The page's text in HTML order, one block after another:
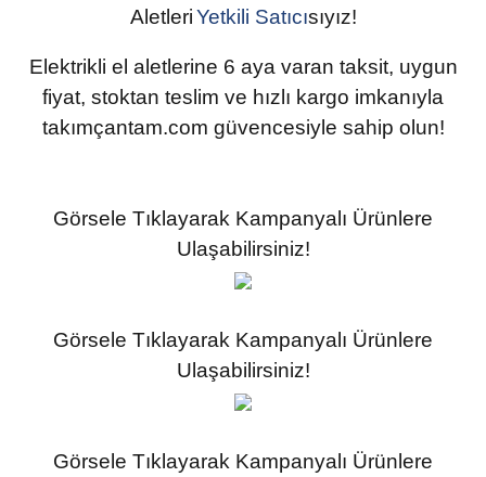
AletleriYetkili Satıcısıyız!
Elektrikli el aletlerine 6 aya varan taksit, uygun
fiyat, stoktan teslim ve hızlı kargo imkanıyla
takımçantam.com güvencesiyle sahip olun!
Görsele Tıklayarak Kampanyalı Ürünlere
Ulaşabilirsiniz!
Görsele Tıklayarak Kampanyalı Ürünlere
Ulaşabilirsiniz!
Görsele Tıklayarak Kampanyalı Ürünlere